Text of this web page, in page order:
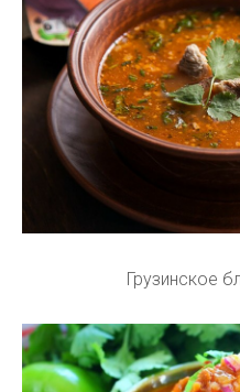
Грузинское